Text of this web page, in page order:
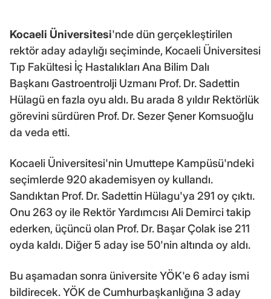
Kocaeli Üniversitesi'nde dün gerçekleştirilen
rektör aday adaylığı seçiminde, Kocaeli Üniversitesi
Tıp Fakültesi İç Hastalıkları Ana Bilim Dalı
Başkanı Gastroentrolji Uzmanı Prof. Dr. Sadettin
Hülagü en fazla oyu aldı. Bu arada 8 yıldır Rektörlük
görevini sürdüren Prof. Dr. Sezer Şener Komsuoğlu
da veda etti.
Kocaeli Üniversitesi'nin Umuttepe Kampüsü'ndeki
seçimlerde 920 akademisyen oy kullandı.
Sandıktan Prof. Dr. Sadettin Hülagu'ya 291 oy çıktı.
Onu 263 oy ile Rektör Yardımcısı Ali Demirci takip
ederken, üçüncü olan Prof. Dr. Başar Çolak ise 211
oyda kaldı. Diğer 5 aday ise 50'nin altında oy aldı.
Bu aşamadan sonra üniversite YÖK'e 6 aday ismi
bildirecek. YÖK de Cumhurbaşkanlığına 3 aday